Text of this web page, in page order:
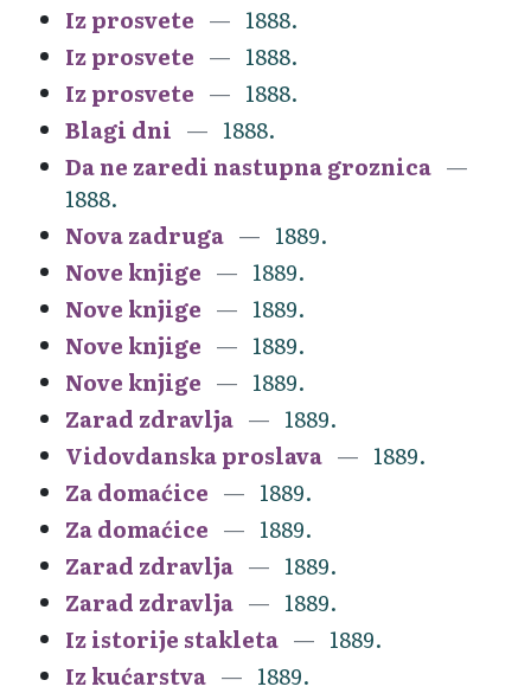
Iz prosvete
1888.
Iz prosvete
1888.
Iz prosvete
1888.
Blagi dni
1888.
Da ne zaredi nastupna groznica
1888.
Nova zadruga
1889.
Nove knjige
1889.
Nove knjige
1889.
Nove knjige
1889.
Nove knjige
1889.
Zarad zdravlja
1889.
Vidovdanska proslava
1889.
Za domaćice
1889.
Za domaćice
1889.
Zarad zdravlja
1889.
Zarad zdravlja
1889.
Iz istorije stakleta
1889.
Iz kućarstva
1889.